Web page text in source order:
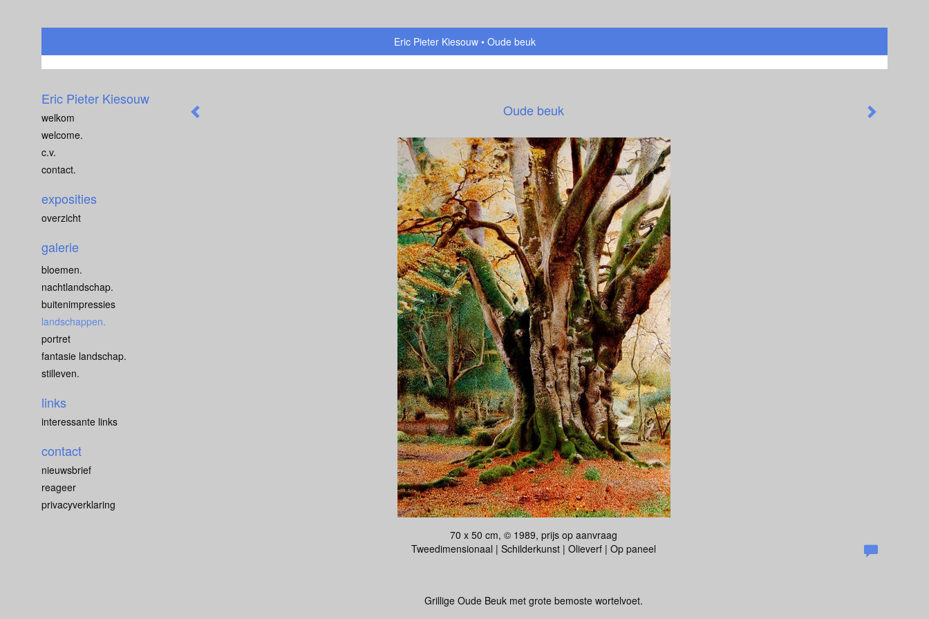
Eric Pieter Kiesouw Oude beuk
Oude beuk
70 x 50 cm, © 1989, prijs op aanvraag
Tweedimensionaal | Schilderkunst | Olieverf | Op paneel
Grillige Oude Beuk met grote bemoste wortelvoet.
Eric Pieter Kiesouw
welkom
welcome.
c.v.
contact.
exposities
overzicht
galerie
bloemen.
nachtlandschap.
buitenimpressies
landschappen.
portret
fantasie landschap.
stilleven.
links
interessante links
contact
nieuwsbrief
reageer
privacyverklaring